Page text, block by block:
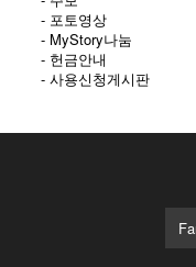
- 포토영상
- MyStory나눔
- 헌금안내
- 사용신청게시판